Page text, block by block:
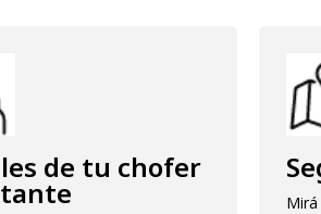
de tu chofer